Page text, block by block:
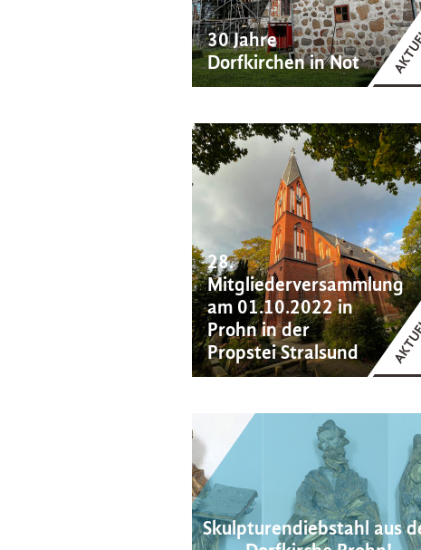
30 Jahre
Dorfkirchen in Not
28.
Mitgliederversammlung
am 01.10.2022 in
Prohn in der
Propstei Stralsund
Skulpturendiebstahl aus